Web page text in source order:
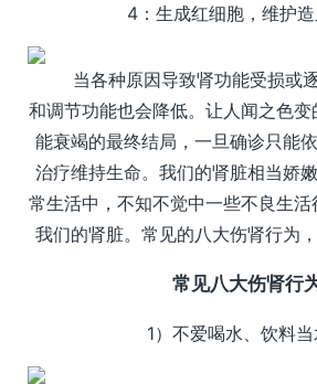
4：生成红细胞，维护
当各种原因导致肾功能受损或逐
和调节功能也会降低。让人闻之色变
能衰竭的最终结局，一旦确诊只能
治疗维持生命。我们的肾脏相当娇
常生活中，不知不觉中一些不良生活
我们的肾脏。常见的八大伤肾行为
常见八大伤肾行
1）不爱喝水、饮料